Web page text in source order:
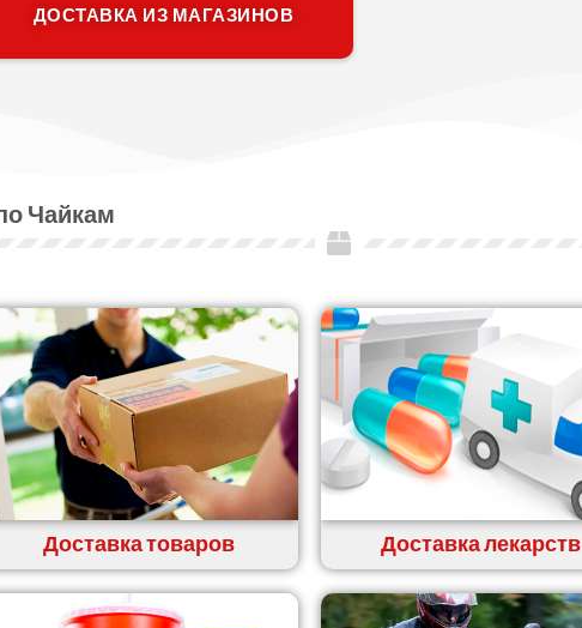
ДОСТАВКА ИЗ МАГАЗИНОВ
Чайкам
Доставка товаров Доставка лекарств